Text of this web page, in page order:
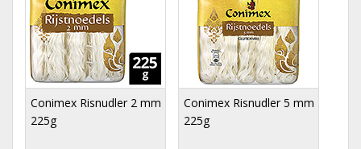
Conimex Risnudler 2 mm
225g
Conimex Risnudler 5 mm
225g